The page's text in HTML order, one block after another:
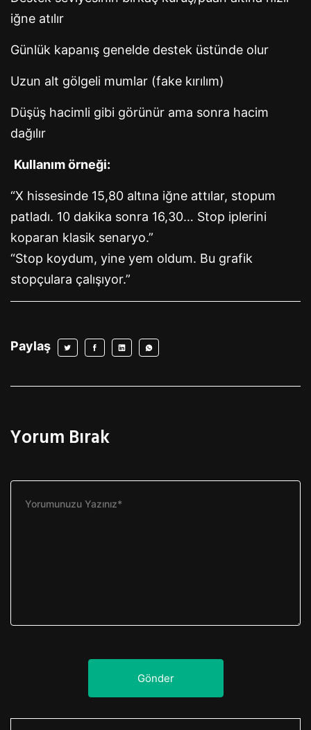
iğne atılır
Günlük kapanış genelde destek üstünde olur
Uzun alt gölgeli mumlar (fake kırılım)
Düşüş hacimli gibi görünür ama sonra hacim
dağılır
Kullanım örneği:
“X hissesinde 15,80 altına iğne attılar, stopum
patladı. 10 dakika sonra 16,30… Stop iplerini
koparan klasik senaryo.”
“Stop koydum, yine yem oldum. Bu grafik
stopçulara çalışıyor.”
Paylaş
Yorum Bırak
Gönder